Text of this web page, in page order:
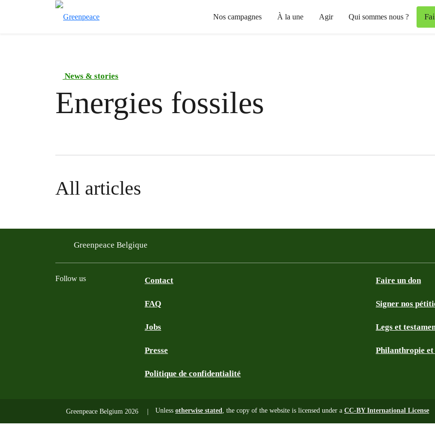
Nos campagnes À la une Agir Qui sommes nous ?
News & stories
Energies fossiles
All articles
Greenpeace Belgique
Follow us Contact
FAQ
Jobs
Presse
Politique de confidentialité
Faire un don
Signer nos
Legs et
Philanthropie et
Greenpeace Belgium 2026 Unless otherwise stated, the copy of the website is licensed under a CC-BY International License